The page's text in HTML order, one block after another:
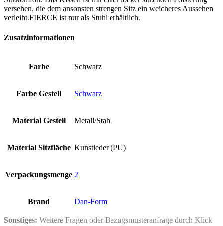
versehen, die dem ansonsten strengen Sitz ein weicheres Aussehen
verleiht.FIERCE ist nur als Stuhl erhältlich.
Zusatzinformationen
Farbe Schwarz
Farbe Gestell Schwarz
Material Gestell Metall/Stahl
Material Sitzfläche Kunstleder (PU)
Verpackungsmenge 2
Brand Dan-Form
Sonstiges: Weitere Fragen oder Bezugsmusteranfrage durch Klick